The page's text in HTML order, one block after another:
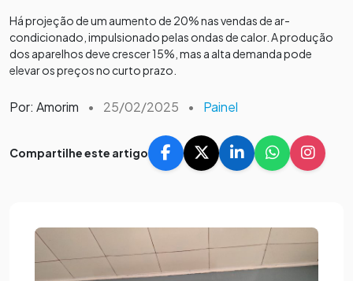
Há projeção de um aumento de 20% nas vendas de ar-
condicionado, impulsionado pelas ondas de calor. A produção
dos aparelhos deve crescer 15%, mas a alta demanda pode
elevar os preços no curto prazo.
Por: Amorim • 25/02/2025 • Painel
Compartilhe este artigo